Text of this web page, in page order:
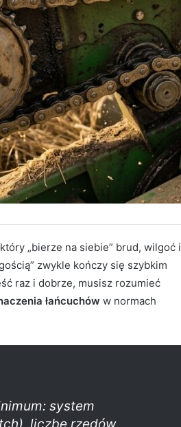
„bierze na siebie” brud, wilgoć i
zwykle kończy się szybkim
raz i dobrze, musisz rozumieć
łańcuchów w normach
system